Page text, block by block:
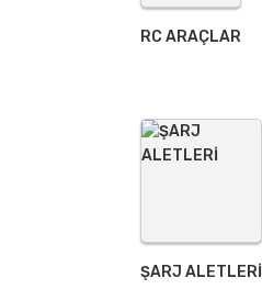
RC ARAÇLAR
ŞARJ ALETLERI